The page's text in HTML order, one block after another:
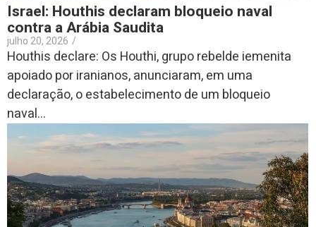
Israel: Houthis declaram bloqueio naval
contra a Arábia Saudita
julho 20, 2026 /
Houthis declare: Os Houthi, grupo rebelde iemenita
apoiado por iranianos, anunciaram, em uma
declaração, o estabelecimento de um bloqueio
naval...